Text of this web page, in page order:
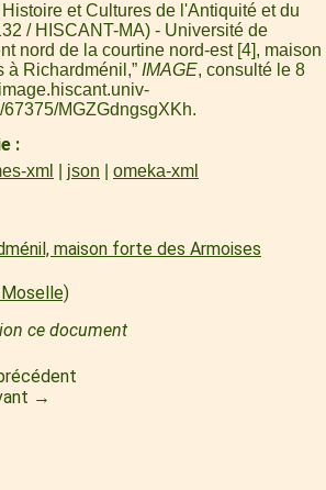
et Cultures de l'Antiquité et du
/ HISCANT-MA) - Université de
nord de la courtine nord-est [4], maison
à Richardménil,” IMAGE, consulté le 8
67375/MGZGdngsgXKh.
xml json omeka-xml
maison forte des Armoises
ce document
→